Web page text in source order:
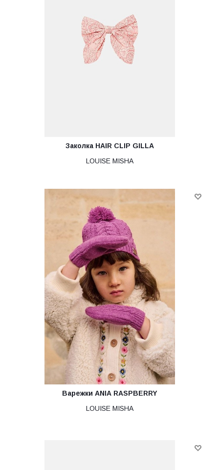
Заколка HAIR CLIP GILLA
LOUISE MISHA
Варежки ANIA RASPBERRY
LOUISE MISHA